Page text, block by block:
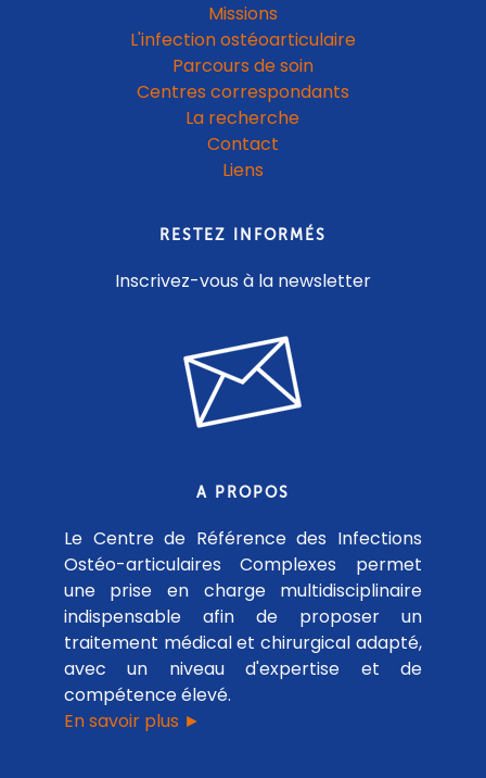
Missions
L'infection ostéoarticulaire
Parcours de soin
Centres correspondants
La recherche
Contact
Liens
RESTEZ INFORMÉS
Inscrivez-vous à la newsletter
A PROPOS
Le Centre de Référence des Infections
Ostéo-articulaires Complexes permet
une prise en charge multidisciplinaire
indispensable afin de proposer un
traitement médical et chirurgical adapté,
avec un niveau d'expertise et de
compétence élevé.
En savoir plus ►